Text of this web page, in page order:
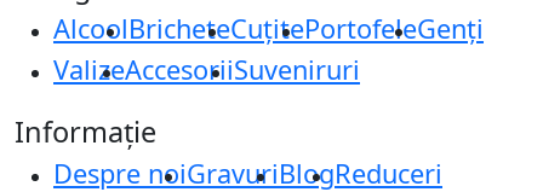
AlcoolBricheteCuțitePortofeleGenți
ValizeAccesoriiSuveniruri
Informație
Despre noiGravuriBlogReduceri